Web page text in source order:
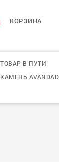
КОРЗИНА
ТОВАР В ПУТИ
КАМЕНЬ AVANDAD